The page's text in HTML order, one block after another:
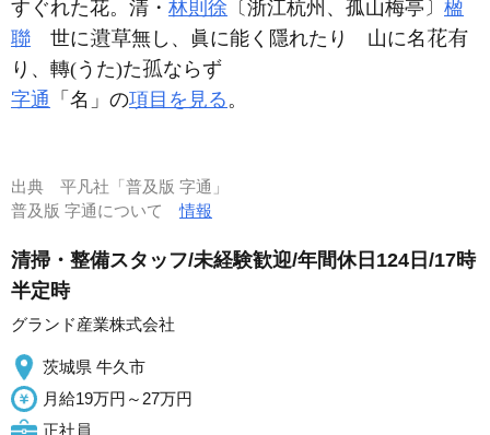
すぐれた花。清・ 林則徐 〔浙江杭州、孤山梅亭〕 楹
聯 世に
無し、眞に能く隱れたり 山に名
り、轉(うた)た
ならず
字通 「名」の項目を見る。
出典 平凡社「普及版 字通」
普及版 字通について情報
清掃・整備スタッフ/未経験歓迎/年間休日124日/17時
半定時
グランド産業株式会社
茨城県 牛久市
月給19万円～27万円
正社員